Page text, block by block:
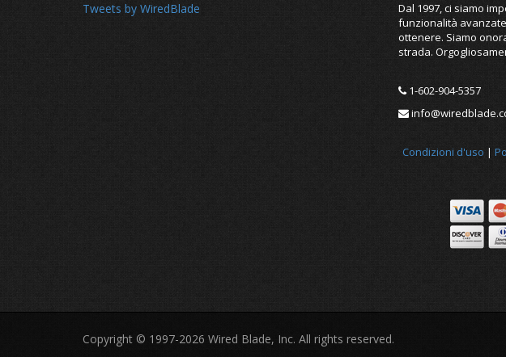
Tweets by WiredBlade
Dal 1997, ci siamo
funzionalità
ottenere. Siamo
strada.
1-602-904-5357
Condizioni d'uso |
Copyright © 1997-2026 Wired Blade, Inc. All rights reserved.